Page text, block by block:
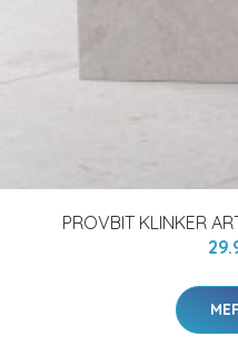
PROVBIT KLINKER